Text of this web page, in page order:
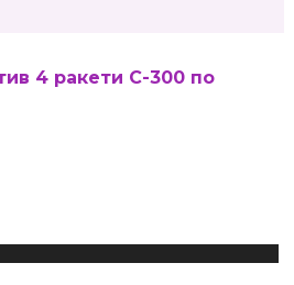
4 ракети С-300 по